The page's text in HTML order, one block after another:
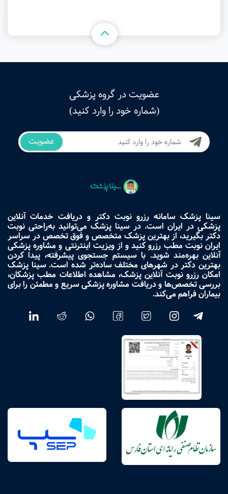
عضویت در گروه پزشکی
(شماره خود را وارد کنید)
عضویت
سینا پزشک سامانه رزرو نوبت دکتر و دریافت خدمات آنلاین
پزشکی در ایران است. در سینا پزشک می‌توانید به‌راحتی نوبت
دکتر بگیرید، از بهترین پزشک متخصص و فوق تخصص در سراسر
ایران نوبت مطب رزرو کنید و از ویزیت اینترنتی و مشاوره پزشکی
آنلاین بهره‌مند شوید. با سیستم جستجوی پیشرفته، پیدا کردن
بهترین دکتر در شهرهای مختلف ساده‌تر شده است. سینا پزشک
امکان رزرو نوبت آنلاین پزشک، مشاهده اطلاعات مطب پزشکان،
بررسی تخصص‌ها و دریافت مشاوره پزشکی سریع و مطمئن را برای
بیماران فراهم می‌کند.